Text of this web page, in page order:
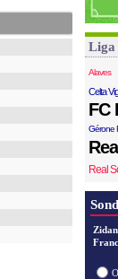
Liga
Alaves
Celta
FC
Gérone
Real